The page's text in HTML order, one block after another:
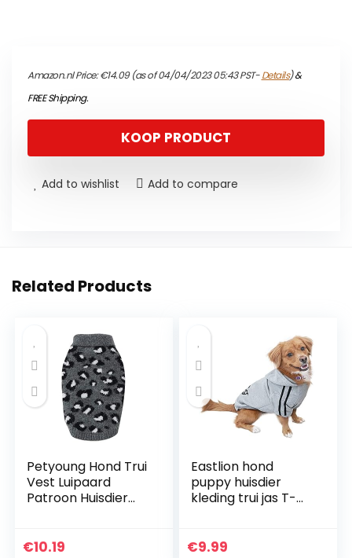
Amazon.nl Price:€14.09(as of 04/04/2023 05:43 PST-Details)&
FREE Shipping.
KOOP PRODUCT
Add to wishlist Add to compare
Related Products
Petyoung Hond Trui
Vest Luipaard
Patroon Huisdier
Gebreide
€10.19
Eastlion hond
puppy huisdier
kleding trui jas T-
€9.99